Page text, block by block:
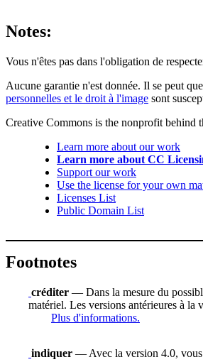
Notes:
Vous n'êtes pas dans l'obligation de
Aucune garantie n'est donnée. Il se peut
personnelles et le droit à l'image sont
Creative Commons is the nonprofit behind
Learn more about our work
Learn more about CC
Support our work
Use the license for your own
Licenses List
Public Domain List
Footnotes
créditer — Dans la mesure du
matériel. Les versions antérieures à la
Plus d'informations.
indiquer — Avec la version 4.0, vous